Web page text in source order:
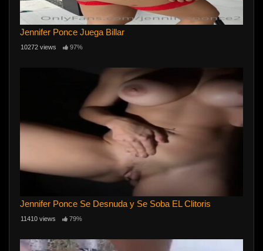
Jennifer Ponce Juega Billar
10272 views 97%
Jennifer Ponce Se Desnuda y Se Soba EL Clitoris
11410 views 79%